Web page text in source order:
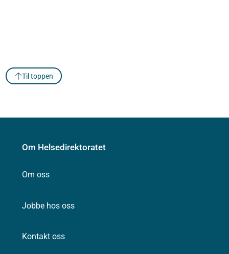
Til toppen
Om Helsedirektoratet
Om oss
Jobbe hos oss
Kontakt oss